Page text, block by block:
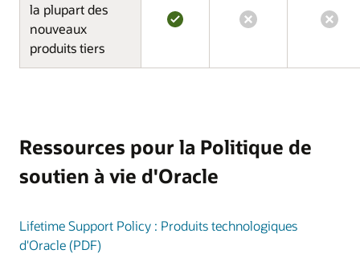
la plupart des
nouveaux
produits tiers
Ressources pour la Politique de
soutien à vie d'Oracle
Lifetime Support Policy : Produits technologiques
d'Oracle (PDF)